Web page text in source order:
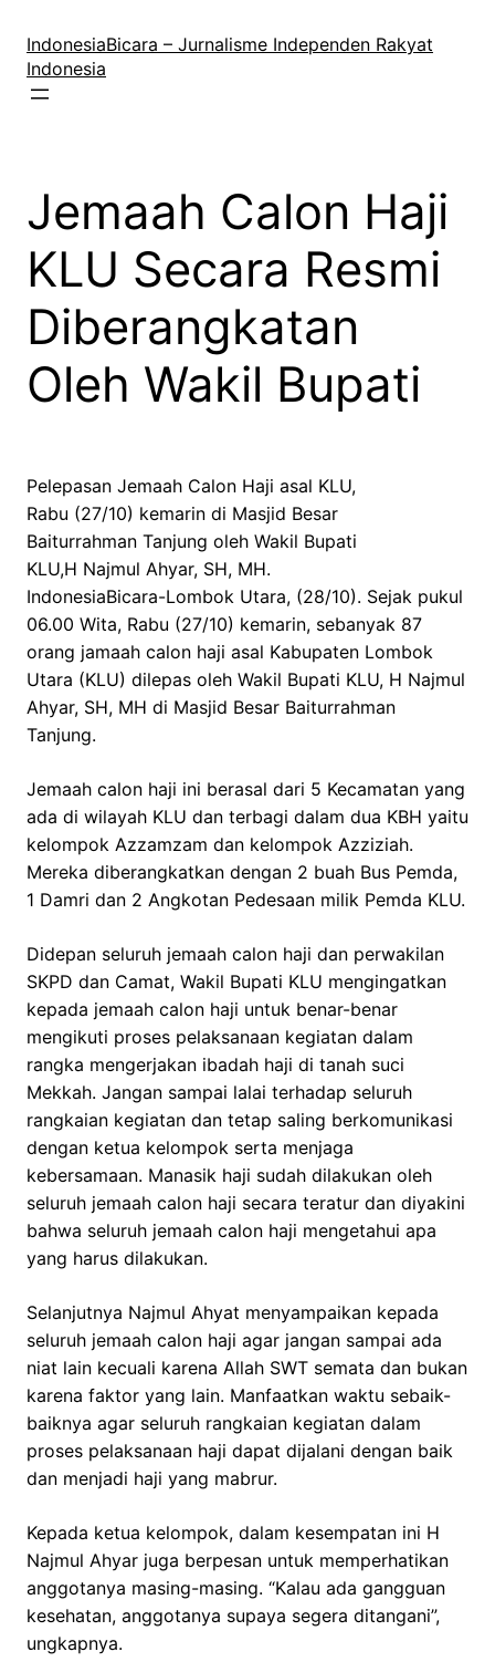
konten
IndonesiaBicara – Jurnalisme Independen Rakyat
Indonesia
Jemaah Calon Haji
KLU Secara Resmi
Diberangkatan
Oleh Wakil Bupati
Pelepasan Jemaah Calon Haji asal KLU,
Rabu (27/10) kemarin di Masjid Besar
Baiturrahman Tanjung oleh Wakil Bupati
KLU,H Najmul Ahyar, SH, MH.
IndonesiaBicara-Lombok Utara, (28/10). Sejak pukul
06.00 Wita, Rabu (27/10) kemarin, sebanyak 87
orang jamaah calon haji asal Kabupaten Lombok
Utara (KLU) dilepas oleh Wakil Bupati KLU, H Najmul
Ahyar, SH, MH di Masjid Besar Baiturrahman
Tanjung.
Jemaah calon haji ini berasal dari 5 Kecamatan yang
ada di wilayah KLU dan terbagi dalam dua KBH yaitu
kelompok Azzamzam dan kelompok Azziziah.
Mereka diberangkatkan dengan 2 buah Bus Pemda,
1 Damri dan 2 Angkotan Pedesaan milik Pemda KLU.
Didepan seluruh jemaah calon haji dan perwakilan
SKPD dan Camat, Wakil Bupati KLU mengingatkan
kepada jemaah calon haji untuk benar-benar
mengikuti proses pelaksanaan kegiatan dalam
rangka mengerjakan ibadah haji di tanah suci
Mekkah. Jangan sampai lalai terhadap seluruh
rangkaian kegiatan dan tetap saling berkomunikasi
dengan ketua kelompok serta menjaga
kebersamaan. Manasik haji sudah dilakukan oleh
seluruh jemaah calon haji secara teratur dan diyakini
bahwa seluruh jemaah calon haji mengetahui apa
yang harus dilakukan.
Selanjutnya Najmul Ahyat menyampaikan kepada
seluruh jemaah calon haji agar jangan sampai ada
niat lain kecuali karena Allah SWT semata dan bukan
karena faktor yang lain. Manfaatkan waktu sebaik-
baiknya agar seluruh rangkaian kegiatan dalam
proses pelaksanaan haji dapat dijalani dengan baik
dan menjadi haji yang mabrur.
Kepada ketua kelompok, dalam kesempatan ini H
Najmul Ahyar juga berpesan untuk memperhatikan
anggotanya masing-masing. “Kalau ada gangguan
kesehatan, anggotanya supaya segera ditangani”,
ungkapnya.